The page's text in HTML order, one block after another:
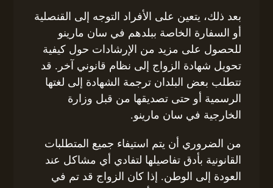
بعد ذلك، يتعين على الأفراد التوجه إلى القنصلية
أو السفارة الخاصة ببلدهم في سان مارينو
للحصول على مزيد من الإرشادات حول كيفية
تحويل شهادة الزواج إلى نظام قانوني آخر. قد
تتطلب بعض البلدان ترجمة الشهادة إلى لغتها
الرسمية أو حتى تصديقها من قبل وزارة
الخارجية في سان مارينو.
من الضروري أن يتم استيفاء جميع المتطلبات
القانونية بأدق تفاصيلها لتفادي أي مشاكل عند
العودة إلى الوطن. إذا كان الزواج قد تم في